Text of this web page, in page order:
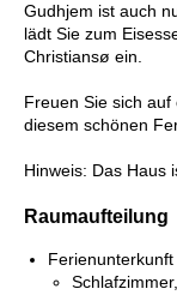
Gudhjem ist auch
lädt Sie zum
Christiansø ein.
Freuen Sie sich
diesem schönen
Hinweis: Das Haus
Raumaufteilung
Ferienunterkunft